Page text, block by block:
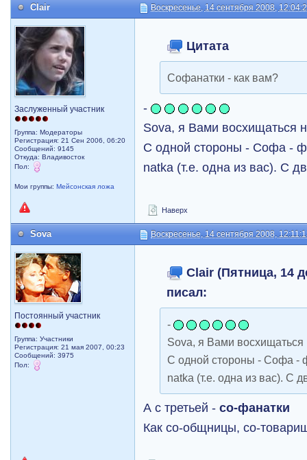
Clair Воскресенье, 14 сентября 2008,
Заслуженный участник
Группа: Модераторы
Регистрация: 21 Сен 2006, 06:20
Сообщений: 9145
Откуда: Владивосток
Пол:
Мои группы:Мейсонская ложа
Цитата
Софанатки - как вам?
-
Sova, я Вами восхищаться
С одной стороны - Софа -
natka (т.е. одна из вас). С
Наверх
Sova Воскресенье, 14 сентября 2008,
Постоянный участник
Группа: Участники
Регистрация: 21 мая 2007, 00:23
Сообщений: 3975
Пол:
Clair (Пятница, 14
писал:
-
Sova, я Вами восхищаться
С одной стороны - Софа -
natka (т.е. одна из вас). С
А с третьей -со-фанатки
Как со-общницы, со-